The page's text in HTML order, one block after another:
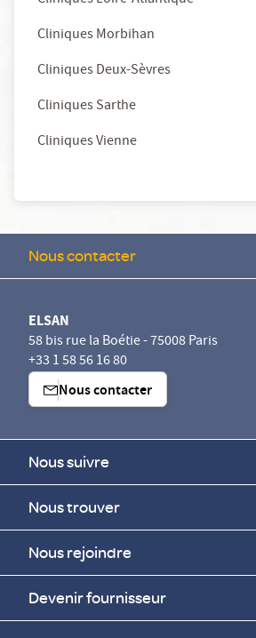
Cliniques Morbihan
Cliniques Deux-Sèvres
Cliniques Sarthe
Cliniques Vienne
Nous contacter
ELSAN
58 bis rue la Boétie - 75008 Paris
+33 1 58 56 16 80
Nous contacter
Nous suivre
Nous trouver
Nous rejoindre
Devenir fournisseur